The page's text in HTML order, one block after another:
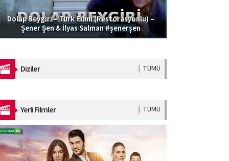
Dolap Beygiri – Türk Filmi (Restorasyonlu) –
Şener Şen & İlyas Salman #şenerşen
Diziler TÜMÜ
Yerli Filmler TÜMÜ